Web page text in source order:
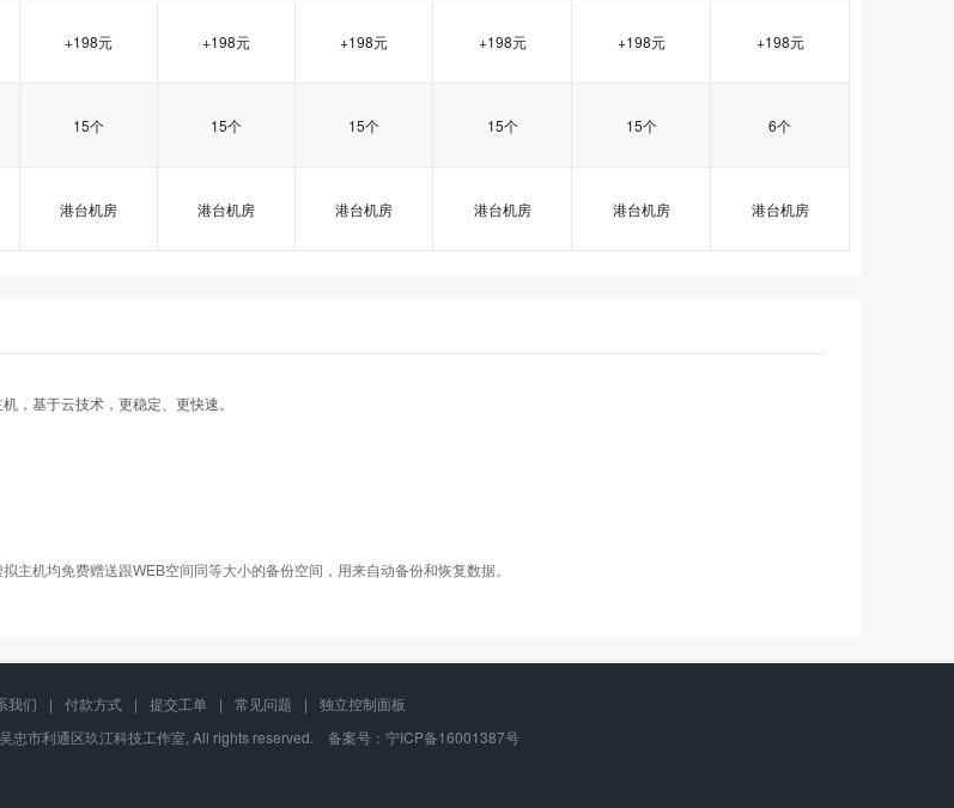
+198元 +198元 +198元 +198元 +198元 +198元
15个 15个 15个 15个 15个 6个
港台机房 港台机房 港台机房 港台机房 港台机房 港台机房
，基于云技术，更稳定、更快速。
机均免费赠送跟WEB空间同等大小的备份空间，用来自动备份和恢复数据。
我们 | 付款方式 | 提交工单 | 常见问题 |
独立控制面板
忠市利通区玖江科技工作室, All rights reserved. 备案号： 宁ICP备16001387号